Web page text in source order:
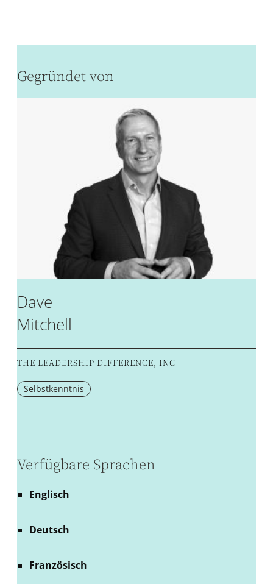
Gegründet von
Dave
Mitchell
THE LEADERSHIP DIFFERENCE, INC
Selbstkenntnis
Verfügbare Sprachen
Englisch
Deutsch
Französisch